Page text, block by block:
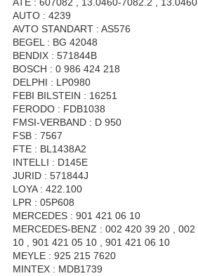
ATE : 607082 , 13.0460-7082.2 ,
AUTO : 4239
AVTO STANDART : AS576
BEGEL : BG 42048
BENDIX : 571844B
BOSCH : 0 986 424 218
DELPHI : LP0980
FEBI BILSTEIN : 16251
FERODO : FDB1038
FMSI-VERBAND : D 950
FSB : 7567
FTE : BL1438A2
INTELLI : D145E
JURID : 571844J
LOYA : 422.100
LPR : 05P608
MERCEDES : 901 421 06 10
MERCEDES-BENZ : 002 420 39 20 ,
10 , 901 421 05 10 , 901 421 06 10
MEYLE : 925 215 7620
MINTEX : MDB1739